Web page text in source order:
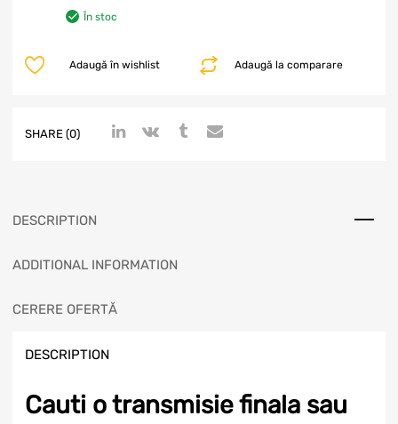
În stoc
Adaugă la comparare
Adaugă în wishlist
SHARE (0)
DESCRIPTION
ADDITIONAL INFORMATION
CERERE OFERTĂ
DESCRIPTION
Cauti o transmisie finala sau